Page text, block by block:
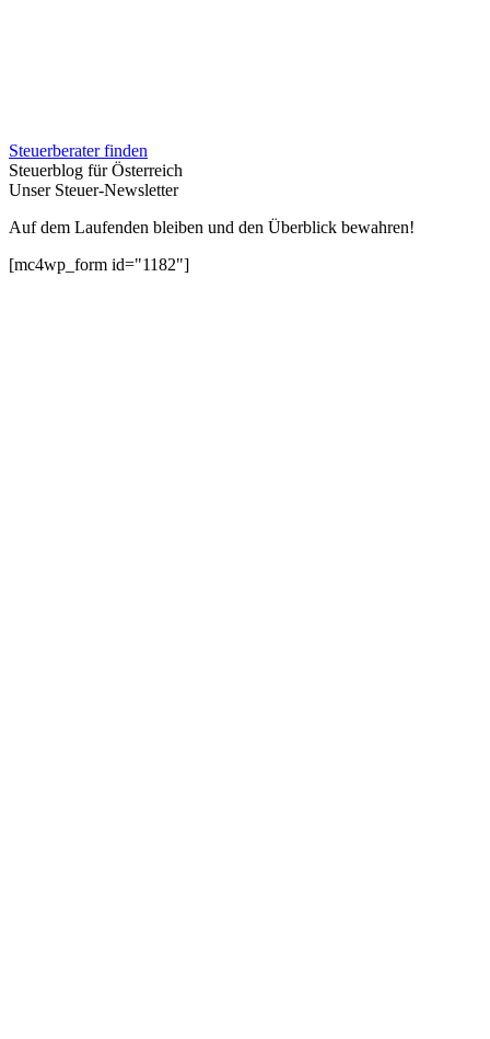
Steuerberater finden
Steuerblog für Österreich
Unser Steuer-Newsletter
Auf dem Laufenden bleiben und den Überblick bewahren!
[mc4wp_form id="1182"]